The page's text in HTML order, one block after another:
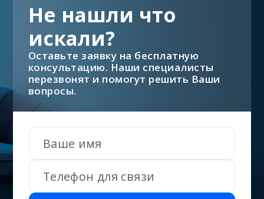
Не нашли что
искали?
Оставьте заявку на бесплатную
консультацию. Наши специалисты
перезвонят и помогут решить Ваши
вопросы.